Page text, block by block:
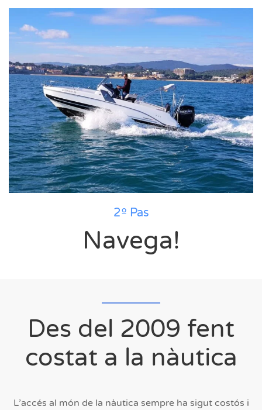
2º Pas
Navega!
Des del 2009 fent
costat a la nàutica
L’accés al món de la nàutica sempre ha sigut costós i